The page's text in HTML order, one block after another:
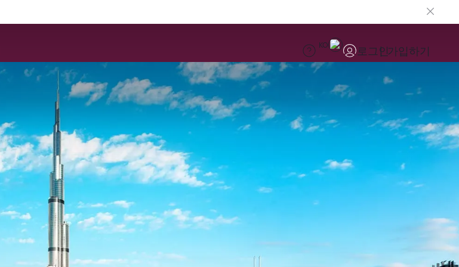
KO 로그인가입하기